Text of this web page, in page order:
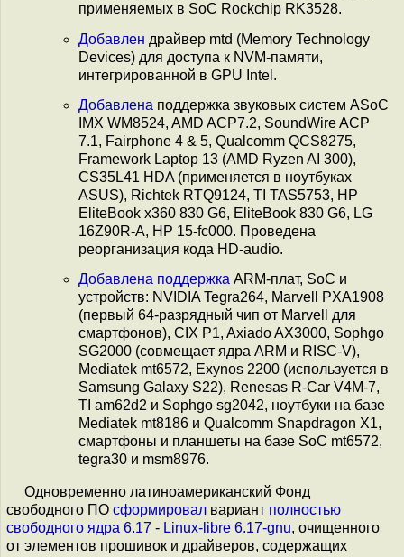
применяемых в SoC Rockchip RK3528.
Добавлен драйвер mtd (Memory Technology
Devices) для доступа к NVM-памяти,
интегрированной в GPU Intel.
Добавлена поддержка звуковых систем ASoC
IMX WM8524, AMD ACP7.2, SoundWire ACP
7.1, Fairphone 4 & 5, Qualcomm QCS8275,
Framework Laptop 13 (AMD Ryzen AI 300),
CS35L41 HDA (применяется в ноутбуках
ASUS), Richtek RTQ9124, TI TAS5753, HP
EliteBook x360 830 G6, EliteBook 830 G6, LG
16Z90R-A, HP 15-fc000. Проведена
реорганизация кода HD-audio.
Добавлена поддержка ARM-плат, SoC и
устройств: NVIDIA Tegra264, Marvell PXA1908
(первый 64-разрядный чип от Marvell для
смартфонов), CIX P1, Axiado AX3000, Sophgo
SG2000 (совмещает ядра ARM и RISC-V),
Mediatek mt6572, Exynos 2200 (используется в
Samsung Galaxy S22), Renesas R-Car V4M-7,
TI am62d2 и Sophgo sg2042, ноутбуки на базе
Mediatek mt8186 и Qualcomm Snapdragon X1,
смартфоны и планшеты на базе SoC mt6572,
tegra30 и msm8976.
Одновременно латиноамериканский Фонд
свободного ПО сформировал вариант полностью
свободного ядра 6.17 - Linux-libre 6.17-gnu, очищенного
от элементов прошивок и драйверов, содержащих